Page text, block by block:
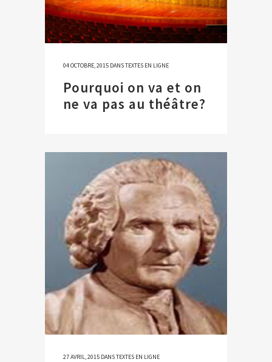
04 OCTOBRE, 2015 DANSTEXTES EN LIGNE
Pourquoi on va et on
ne va pas au théâtre?
27 AVRIL, 2015 DANSTEXTES EN LIGNE